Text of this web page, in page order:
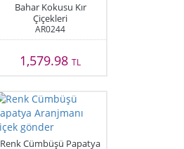
Bahar Kokusu Kır
Çiçekleri
AR0244
1,579.98TL
Renk Cümbüşü Papatya